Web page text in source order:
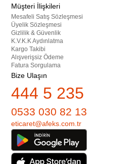
Müşteri İlişkileri
Mesafeli Satış Sözleşmesi
Üyelik Sözleşmesi
Gizlilik & Güvenlik
K.V.K.K Aydınlatma
Kargo Takibi
Alışverişsiz Ödeme
Fatura Sorgulama
Bize Ulaşın
444 5 235
0533 030 82 13
eticaret@afeks.com.tr